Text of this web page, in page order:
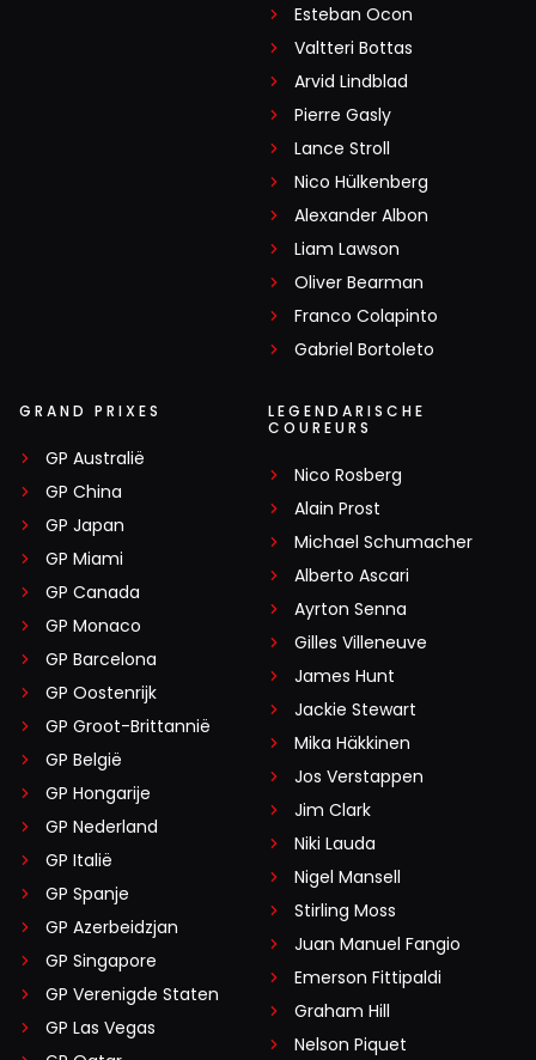
Esteban Ocon
Valtteri Bottas
Arvid Lindblad
Pierre Gasly
Lance Stroll
Nico Hülkenberg
Alexander Albon
Liam Lawson
Oliver Bearman
Franco Colapinto
Gabriel Bortoleto
GRAND PRIXES
GP Australië
GP China
GP Japan
GP Miami
GP Canada
GP Monaco
GP Barcelona
GP Oostenrijk
GP Groot-Brittannië
GP België
GP Hongarije
GP Nederland
GP Italië
GP Spanje
GP Azerbeidzjan
GP Singapore
GP Verenigde Staten
GP Las Vegas
LEGENDARISCHE
COUREURS
Nico Rosberg
Alain Prost
Michael Schumacher
Alberto Ascari
Ayrton Senna
Gilles Villeneuve
James Hunt
Jackie Stewart
Mika Häkkinen
Jos Verstappen
Jim Clark
Niki Lauda
Nigel Mansell
Stirling Moss
Juan Manuel Fangio
Emerson Fittipaldi
Graham Hill
Nelson Piquet